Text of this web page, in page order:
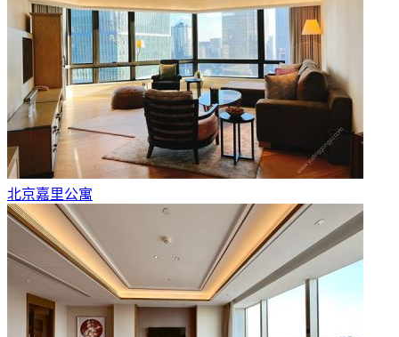
北京嘉里公寓